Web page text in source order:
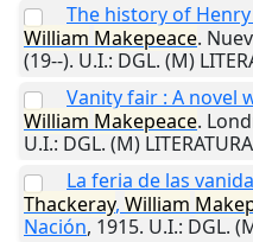
The history of
William Makepeace.
(19--). U.I.: DGL. (M)
Vanity fair : A novel
William Makepeace.
U.I.: DGL. (M) LITERATURA
La feria de las
Thackeray, William
Nación, 1915. U.I.: DGL.